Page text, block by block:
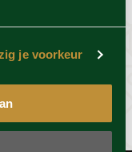
je voorkeur
ook